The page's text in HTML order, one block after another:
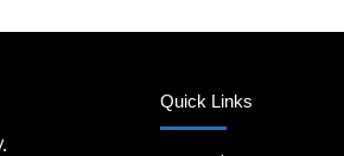
Quick Links